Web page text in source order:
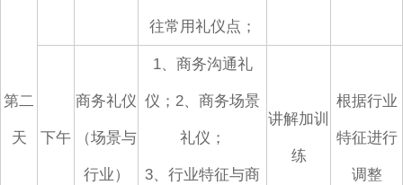
第二
天
往常用礼仪点；
下午
商务礼仪
（场景与
行业）
1、商务沟通礼
仪；2、商务场景
礼仪；
3、行业特征与商
讲解加训
练
根据行业
特征进行
调整